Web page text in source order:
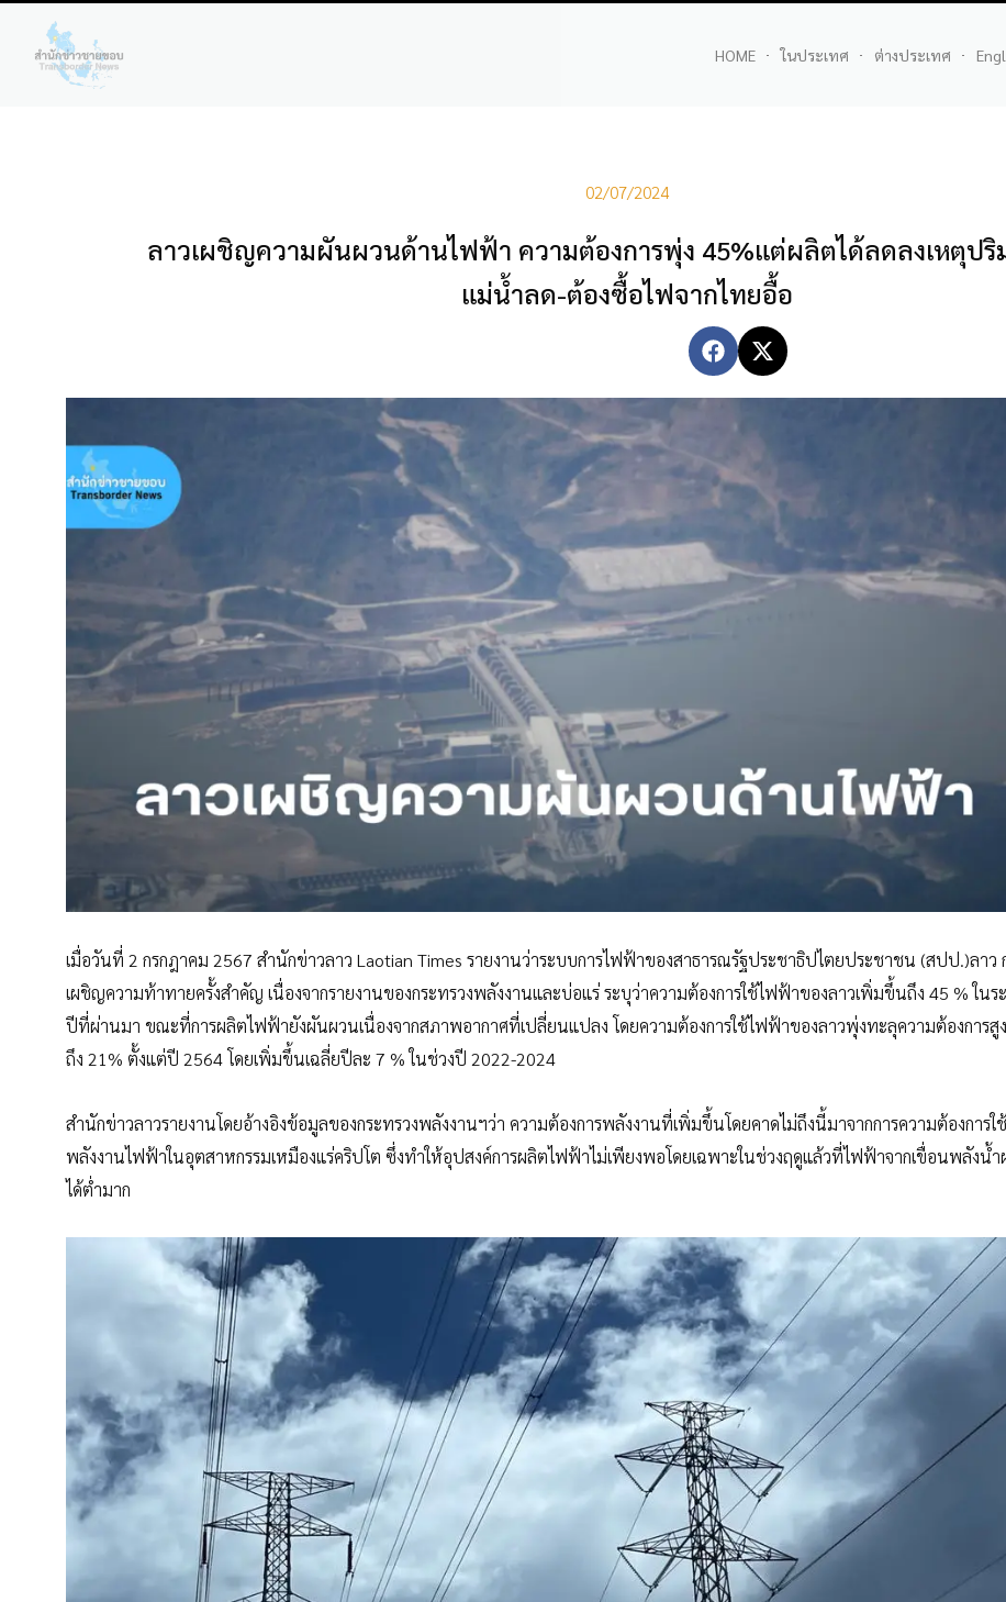
HOME ในประเทศ ต่างประเทศ
02/07/2024
ลาวเผชิญความผันผวนด้านไฟฟ้า ความต้องการพุ่ง 45%แต่ผลิตได้ลดลงเหตุป
แม่น้ำลด-ต้องซื้อไฟจากไทยอื้อ
เมื่อวันที่ 2 กรกฎาคม 2567 สำนักข่าวลาว Laotian Times รายงานว่าระบบการไฟฟ้าของสาธารณรัฐประชาธิปไตยประชาชน (สปป.)ลาว
เผชิญความท้าทายครั้งสำคัญ เนื่องจากรายงานของกระทรวงพลังงานและบ่อแร่ ระบุว่าความต้องการใช้ไฟฟ้าของลาวเพิ่มขึ้นถึง 45 % ในร
ปีที่ผ่านมา ขณะที่การผลิตไฟฟ้ายังผันผวนเนื่องจากสภาพอากาศที่เปลี่ยนแปลง โดยความต้องการใช้ไฟฟ้าของลาวพุ่งทะลุความต้องการสู
ถึง 21% ตั้งแต่ปี 2564 โดยเพิ่มขึ้นเฉลี่ยปีละ 7 % ในช่วงปี 2022-2024
สำนักข่าวลาวรายงานโดยอ้างอิงข้อมูลของกระทรวงพลังงานฯว่า ความต้องการพลังงานที่เพิ่มขึ้นโดยคาดไม่ถึงนี้มาจากการความต้องการใช้
พลังงานไฟฟ้าในอุตสาหกรรมเหมืองแร่คริปโต ซึ่งทำให้อุปสงค์การผลิตไฟฟ้าไม่เพียงพอโดยเฉพาะในช่วงฤดูแล้วที่ไฟฟ้าจากเขื่อนพลังน้ำ
ได้ต่ำมาก